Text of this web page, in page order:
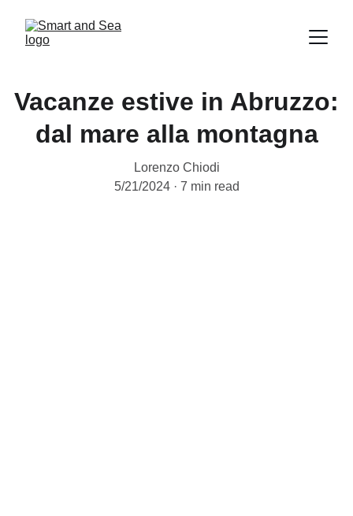
Vacanze estive in Abruzzo:
dal mare alla montagna
Lorenzo Chiodi
5/21/2024
7 min read